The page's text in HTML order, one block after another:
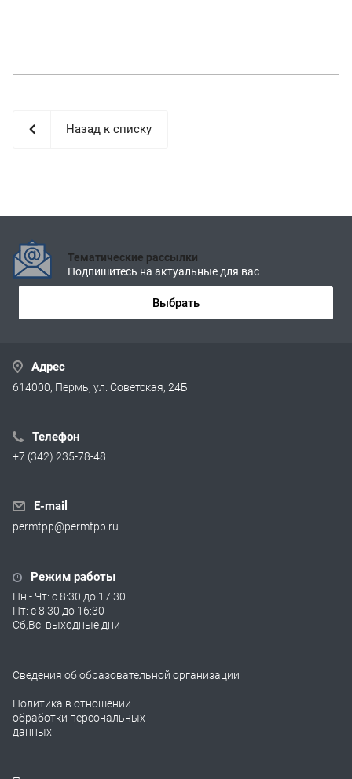
Назад к списку
Тематические рассылки
Подпишитесь на актуальные для вас
Выбрать
Адрес
614000, Пермь, ул. Советская, 24Б
Телефон
+7 (342) 235-78-48
E-mail
permtpp@permtpp.ru
Режим работы
Пн - Чт: с 8:30 до 17:30
Пт: с 8:30 до 16:30
Сб,Вс: выходные дни
Сведения об образовательной организации
Политика в отношении
обработки персональных
данных